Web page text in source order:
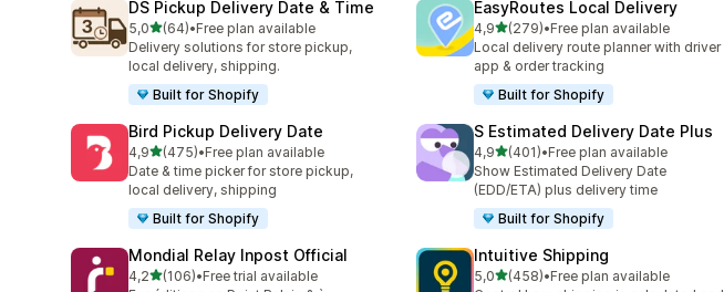
DS Pickup Delivery Date & Time
5,0av 5 stjerner
(64)
Totalt 64 omtaler
•Free plan available
Delivery solutions for store pickup,
local delivery, shipping.
Built for Shopify
EasyRoutes Local Delivery
4,9av 5 stjerner
(279)
Totalt 279 omtaler
•Free plan available
Local delivery route planner with driver
app & order tracking
Built for Shopify
Bird Pickup Delivery Date
4,9av 5 stjerner
(475)
Totalt 475 omtaler
•Free plan available
Date & time picker for store pickup,
local delivery, shipping
Built for Shopify
S Estimated Delivery Date Plus
4,9av 5 stjerner
(401)
Totalt 401 omtaler
•Free plan available
Show Estimated Delivery Date
(EDD/ETA) plus delivery time
Built for Shopify
Mondial Relay Inpost Official
4,2av 5 stjerner
(106)
Totalt 106 omtaler
•Free trial available
Intuitive Shipping
5,0av 5 stjerner
(458)
Totalt 458 omtaler
•Free plan available